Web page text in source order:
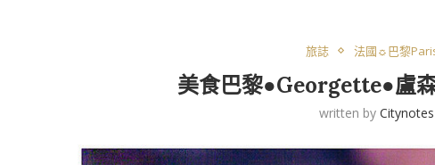
旅誌 法國☼巴黎
美食巴黎●Georgette●盧
written by Citynotes